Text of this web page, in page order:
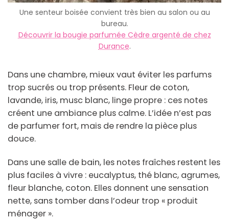
Une senteur boisée convient très bien au salon ou au
bureau.
Découvrir la bougie parfumée Cèdre argenté de chez
Durance.
Dans une chambre, mieux vaut éviter les parfums
trop sucrés ou trop présents. Fleur de coton,
lavande, iris, musc blanc, linge propre : ces notes
créent une ambiance plus calme. L’idée n’est pas
de parfumer fort, mais de rendre la pièce plus
douce.
Dans une salle de bain, les notes fraîches restent les
plus faciles à vivre : eucalyptus, thé blanc, agrumes,
fleur blanche, coton. Elles donnent une sensation
nette, sans tomber dans l’odeur trop « produit
ménager ».